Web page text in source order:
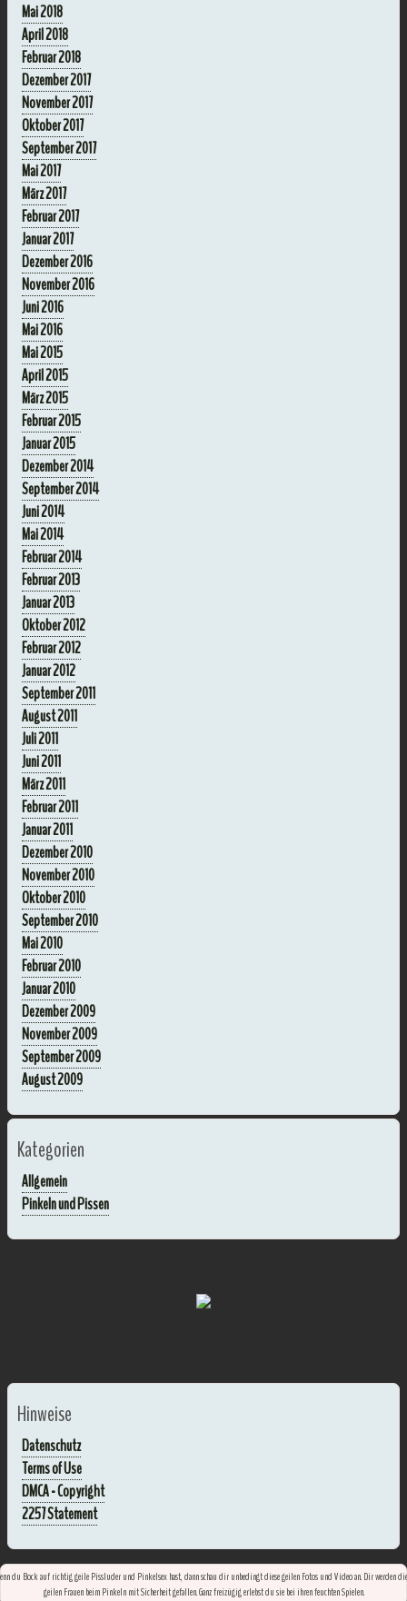
Mai 2018
April 2018
Februar 2018
Dezember 2017
November 2017
Oktober 2017
September 2017
Mai 2017
März 2017
Februar 2017
Januar 2017
Dezember 2016
November 2016
Juni 2016
Mai 2016
Mai 2015
April 2015
März 2015
Februar 2015
Januar 2015
Dezember 2014
September 2014
Juni 2014
Mai 2014
Februar 2014
Februar 2013
Januar 2013
Oktober 2012
Februar 2012
Januar 2012
September 2011
August 2011
Juli 2011
Juni 2011
März 2011
Februar 2011
Januar 2011
Dezember 2010
November 2010
Oktober 2010
September 2010
Mai 2010
Februar 2010
Januar 2010
Dezember 2009
November 2009
September 2009
August 2009
Kategorien
Allgemein
Pinkeln und Pissen
Hinweise
Datenschutz
Terms of Use
DMCA - Copyright
2257 Statement
du Bock auf richtig geile Pissluder und Pinkelsex hast, dann schau dir unbedingt diese geilen Fotos und Video an. Dir werden
geilen Frauen beim Pinkeln mit Sicherheit gefallen. Ganz freizügig erlebst du sie bei ihren feuchten Spielen.